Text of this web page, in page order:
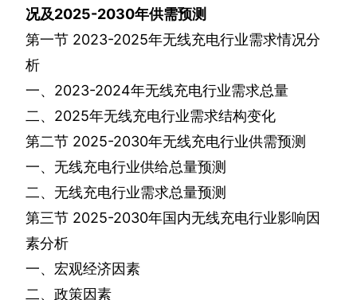
况及2025-2030年供需预测
第一节 2023-2025年无线充电行业需求情况分
析
一、 2023-2024年无线充电行业需求总量
二、 2025年无线充电行业需求结构变化
第二节 2025-2030年无线充电行业供需预测
一、无线充电行业供给总量预测
二、无线充电行业需求总量预测
第三节 2025-2030年国内无线充电行业影响因
素分析
一、宏观经济因素
二、政策因素